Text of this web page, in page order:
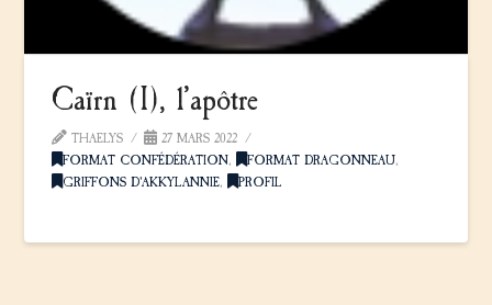
Caïrn (I), l’apôtre
THAELYS
27 MARS 2022
FORMAT CONFÉDÉRATION, FORMAT DRAGONNEAU,
GRIFFONS D'AKKYLANNIE, PROFIL